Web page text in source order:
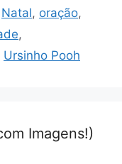
Natal, oração,
,
Ursinho Pooh
Imagens!)